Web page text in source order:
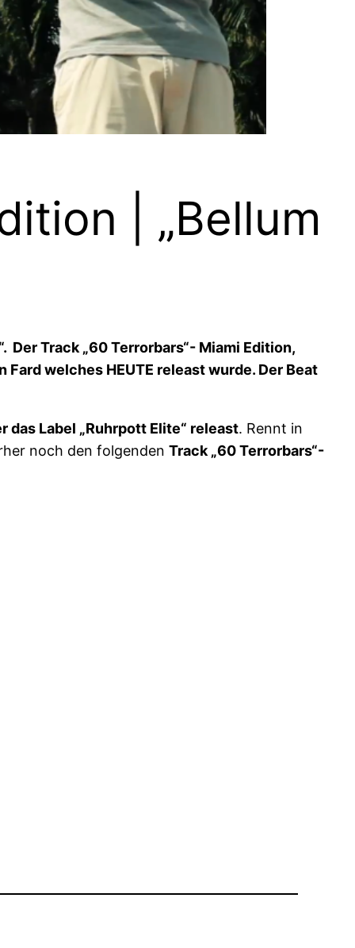
| „Bellum
Track „60 Terrorbars“- Miami Edition,
Fard welches HEUTE releast wurde. Der Beat
das Label „Ruhrpott Elite“ releast. Rennt in
noch den folgenden Track „60 Terrorbars“-